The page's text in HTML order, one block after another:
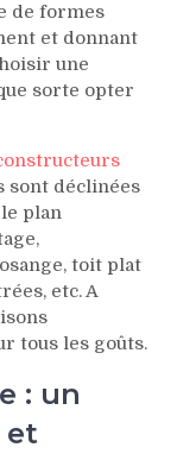
de formes
et donnant
une
sorte opter
sont déclinées
plan
toit plat
etc. A
tous les goûts.
: un
et